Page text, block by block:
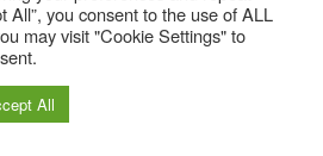
Contacts
Où Trouver Poly ?
À Poly
© 2025 – Magazine Poly – BKN
All”, you consent to the use of ALL
may visit "Cookie Settings" to
All